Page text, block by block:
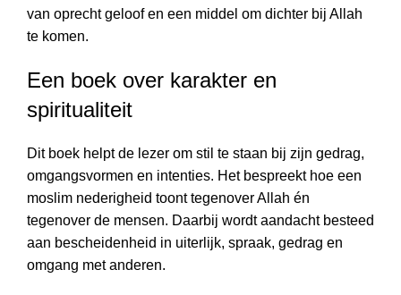
van oprecht geloof en een middel om dichter bij Allah
te komen.
Een boek over karakter en
spiritualiteit
Dit boek helpt de lezer om stil te staan bij zijn gedrag,
omgangsvormen en intenties. Het bespreekt hoe een
moslim nederigheid toont tegenover Allah én
tegenover de mensen. Daarbij wordt aandacht besteed
aan bescheidenheid in uiterlijk, spraak, gedrag en
omgang met anderen.